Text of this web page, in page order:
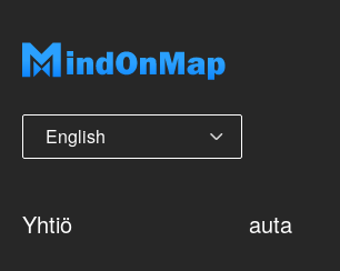
English
Yhtiö auta